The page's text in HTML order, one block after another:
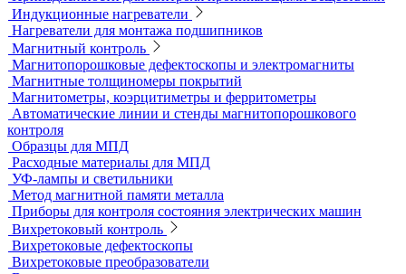
Переносные твердомеры
Датчики для твердомеров
Дефектоскопы электролитические
Контроль проникающими веществами
Образцы для ЦД
Пенетрант, проявитель, очиститель
Ультрафиолетовые лампы
Принадлежности для контроля проникающими веществами
Индукционные нагреватели
Нагреватели для монтажа подшипников
Магнитный контроль
Магнитопорошковые дефектоскопы и электромагниты
Магнитные толщиномеры покрытий
Магнитометры, коэрцитиметры и ферритометры
Автоматические линии и стенды магнитопорошкового
контроля